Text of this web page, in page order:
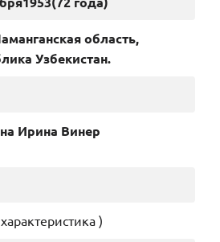
область,
Узбекистан.
Ирина Винер
характеристика )